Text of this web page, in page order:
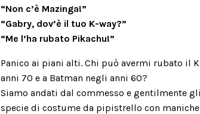
“Non c’è Mazinga!”
“Gabry, dov’è il tuo K-way?”
“Me l’ha rubato Pikachu!”
Panico ai piani alti. Chi può avermi rubato il
anni 70 e a Batman negli anni 60?
Siamo andati dal commesso e gentilmente
specie di costume da pipistrello con